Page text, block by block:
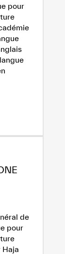
pour
de
pour
Haja